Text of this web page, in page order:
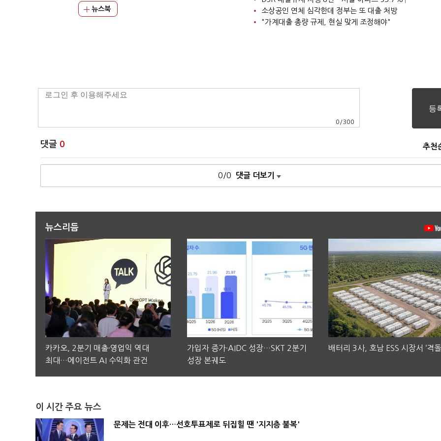
뉴스북
소상공인 연체 심각한데 정부는 또 대출 처방
"가계대출 총량 규제, 현실 맞게 조정해야"
0 /300
댓글 0 추천
0/0 댓글 더보기
뉴스리듬
카카오, 2분기 매출·영업익 역대
최대…에이전트 AI 수익화 관건
가입자 증가·AIDC 성장…SKT 2분기
성장 본궤도
배터리 3사, 호남 ESS 시장서 ‘격돌
이 시간 주요 뉴스
문제는 전대 이후…선호투표제로 뒤집힐 땐 '지지층 불복'